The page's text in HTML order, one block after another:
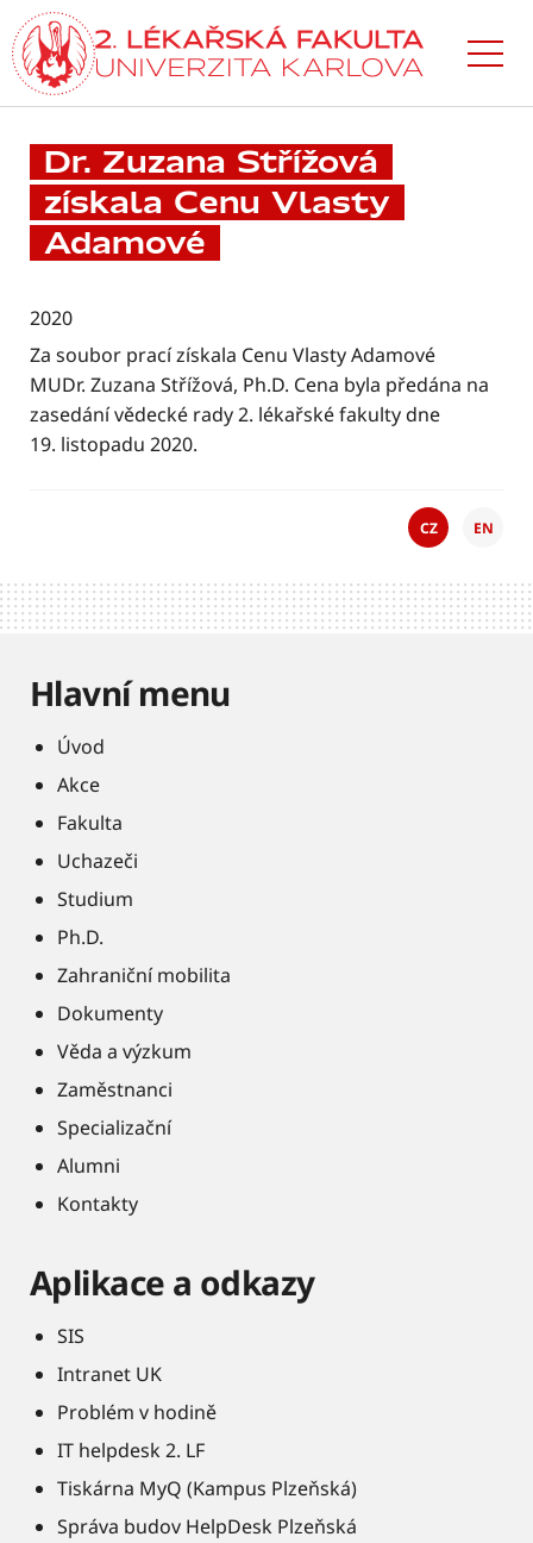
Přejít
k hlavnímu
obsahu
Dr. Zuzana Střížová
získala Cenu Vlasty
Adamové
2020
Za soubor prací získala Cenu Vlasty Adamové
MUDr. Zuzana Střížová, Ph.D. Cena byla předána na
zasedání vědecké rady 2. lékařské fakulty dne
19. listopadu 2020.
CZ EN
Hlavní menu
Úvod
Akce
Fakulta
Uchazeči
Studium
Ph.D.
Zahraniční mobilita
Dokumenty
Věda a výzkum
Zaměstnanci
Specializační
Alumni
Kontakty
Aplikace a odkazy
SIS
Intranet UK
Problém v hodině
IT helpdesk 2. LF
Tiskárna MyQ (Kampus Plzeňská)
Správa budov HelpDesk Plzeňská